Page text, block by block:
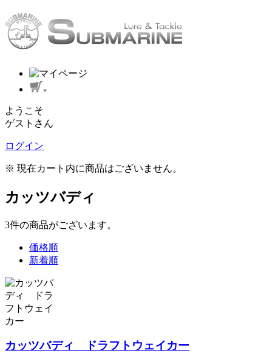
ようこそ
ゲストさん
ログイン
※ 現在カート内に商品はございません。
カッツバディ
3件の商品がございます。
価格順
新着順
カッツバディ ドラフトウェイカー